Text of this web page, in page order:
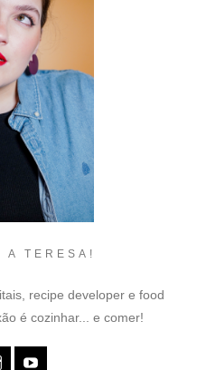
A TERESA!
recipe developer e food
é cozinhar... e comer!